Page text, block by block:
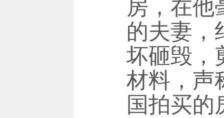
房，在他
的夫妻，
坏砸毁，
材料，声
国拍买的